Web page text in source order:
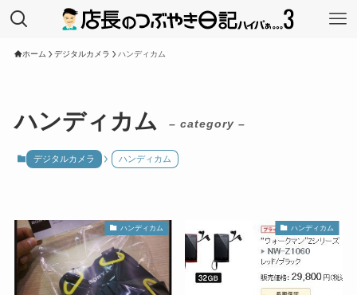
ホーム デジタルカメラ ハンディカム
ハンディカム – category –
デジタルカメラ ハンディカム
ハンディカム ハンディカム